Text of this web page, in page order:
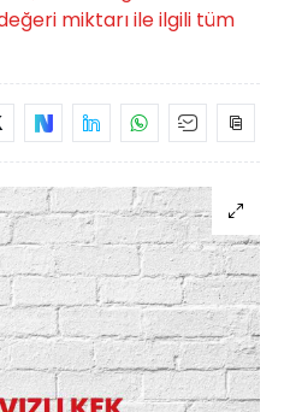
miktarı ile ilgili tüm